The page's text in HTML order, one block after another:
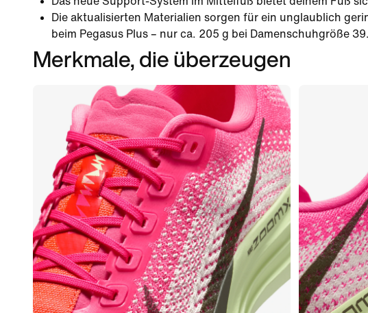
Die aktualisierten Materialien sorgen für ein unglaublich
beim Pegasus Plus – nur ca. 205 g bei Damenschuhgröße 39.
Merkmale, die überzeugen